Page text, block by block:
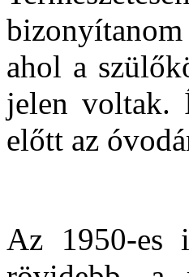
ahol a
jelen voltak.
előtt az
Az 1950-es